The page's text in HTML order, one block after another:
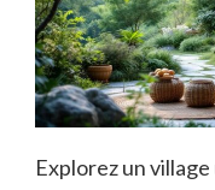
Explorez un